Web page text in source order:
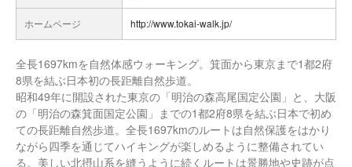
ホームページ http://www.tokai-walk.jp/
全長1697kmを自然体感ウォーキング。箕面から東京まで1都2府
8県を結ぶ日本初の長距離自然歩道。
昭和49年に開設された東京の「明治の森高尾国定公園」と、大阪
の「明治の森箕面国定公園」までの1都2府8県を結ぶ日本で初め
ての長距離自然歩道。全長1697kmのルートは自然保護をはかり
ながら四季を通じてハイキングが楽しめるように整備されてい
る。美しい北摂山系を縫うように続くルートは景勝地や史跡が点